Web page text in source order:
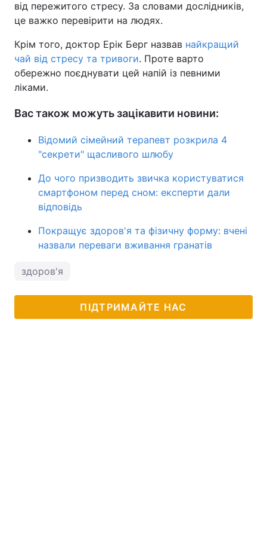
від пережитого стресу. За словами дослідників,
це важко перевірити на людях.
Крім того, доктор Ерік Берг назвав найкращий
чай від стресу та тривоги. Проте варто
обережно поєднувати цей напій із певними
ліками.
Вас також можуть зацікавити новини:
Відомий сімейний терапевт розкрила 4
"секрети" щасливого шлюбу
До чого призводить звичка користуватися
смартфоном перед сном: експерти дали
відповідь
Покращує здоров'я та фізичну форму: вчені
назвали переваги вживання гранатів
здоров'я
ПІДТРИМАЙТЕ НАС